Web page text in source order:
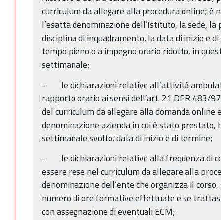
curriculum da allegare alla procedura online; è
l’esatta denominazione dell’Istituto, la sede,
disciplina di inquadramento, la data di inizio e
tempo pieno o a impegno orario ridotto, in
settimanale;
- le dichiarazioni relative all’attività
rapporto orario ai sensi dell’art. 21 DPR 483/
del curriculum da allegare alla domanda online
denominazione azienda in cui è stato prestato,
settimanale svolto, data di inizio e di termine;
- le dichiarazioni relative alla frequenza di
essere rese nel curriculum da allegare alla
denominazione dell’ente che organizza il
numero di ore formative effettuate e se
con assegnazione di eventuali ECM;